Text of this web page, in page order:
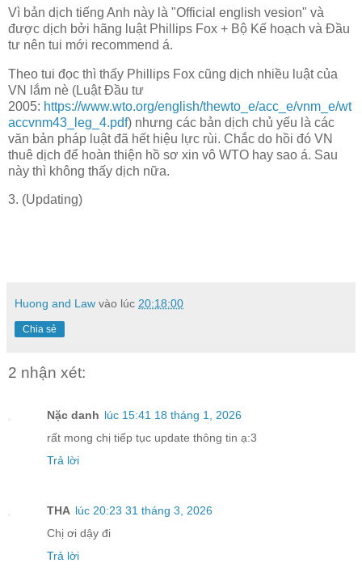
Vì bản dịch tiếng Anh này là "Official english vesion" và
được dịch bởi hãng luật Phillips Fox + Bộ Kế hoạch và Đầu
tư nên tui mới recommend á.
Theo tui đọc thì thấy Phillips Fox cũng dịch nhiều luật của
VN lắm nè (Luật Đầu tư
2005: https://www.wto.org/english/thewto_e/acc_e/vnm_e/wt
accvnm43_leg_4.pdf) nhưng các bản dịch chủ yếu là các
văn bản pháp luật đã hết hiệu lực rùi. Chắc do hồi đó VN
thuê dịch để hoàn thiện hồ sơ xin vô WTO hay sao á. Sau
này thì không thấy dịch nữa.
3. (Updating)
Huong and Law vào lúc 20:18:00
Chia sẻ
2 nhận xét:
Nặc danh lúc 15:41 18 tháng 1, 2026
rất mong chị tiếp tục update thông tin ạ:3
Trả lời
THA lúc 20:23 31 tháng 3, 2026
Chị ơi dậy đi
Trả lời